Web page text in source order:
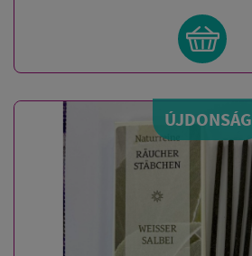
ÚJDONSÁG